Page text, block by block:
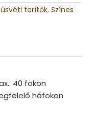
terítők, Színes
40 fokon
hőfokon